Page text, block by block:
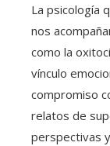
La psicología
nos
como la
vínculo
compromiso
relatos de
perspectivas